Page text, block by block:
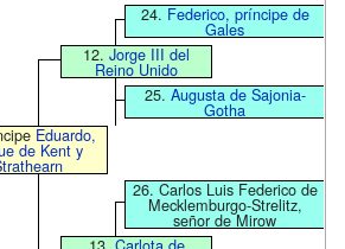
24.Federico, príncipe de
Gales
12.Jorge III del
Reino Unido
25.Augusta de Sajonia-
Gotha
Eduardo,
de Kent y
26. Carlos Luis Federico de
Mecklemburgo-Strelitz,
señor de Mirow